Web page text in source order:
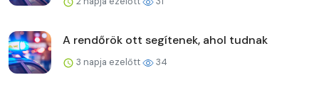
A rendőrök ott segítenek, ahol tudnak
3 napja ezelőtt 34